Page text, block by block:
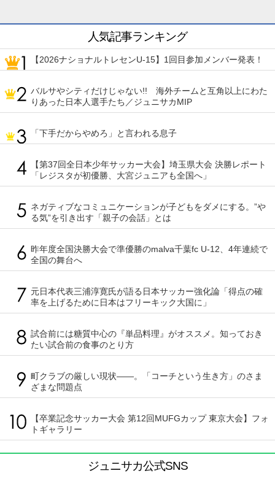
人気記事ランキング
【2026ナショナルトレセンU-15】1回目参加メンバー発表！
バルサやシティだけじゃない!! 海外チームと互角以上にわた
りあった日本人選手たち／ジュニサカMIP
「下手だからやめろ」と言われる息子
【第37回全日本少年サッカー大会】埼玉県大会 決勝レポート
「レジスタが初優勝、大宮ジュニアも全国へ」
ネガティブなコミュニケーションが子どもをダメにする。”や
る気”を引き出す「親子の会話」とは
昨年度全国決勝大会で準優勝のmalva千葉fc U-12、4年連続で
全国の舞台へ
元日本代表三浦淳寛氏が語る日本サッカー強化論「得点の確
率を上げるために日本はフリーキック大国に」
試合前には糖質中心の『単品料理』がオススメ。知っておき
たい試合前の食事のとり方
町クラブの厳しい現状――。「コーチという生き方」のさま
ざまな問題点
【卒業記念サッカー大会 第12回MUFGカップ 東京大会】フォ
トギャラリー
ジュニサカ公式SNS